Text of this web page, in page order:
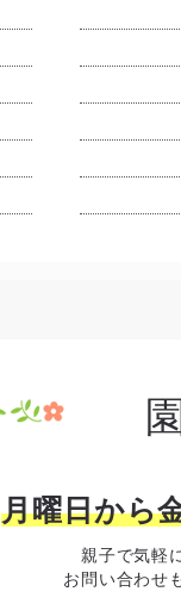
月曜日から
親子で気軽
お問い合わせ